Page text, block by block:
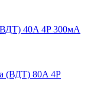
40A 4P 300мА